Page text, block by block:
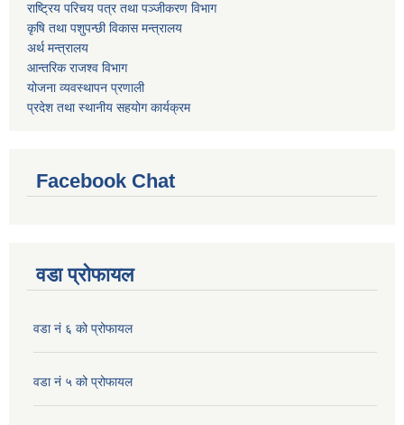
राष्ट्रिय परिचय पत्र तथा पञ्जीकरण विभाग
कृषि तथा पशुपन्छी विकास मन्त्रालय
अर्थ मन्त्रालय
आन्तरिक राजश्व विभाग
योजना व्यवस्थापन प्रणाली
प्रदेश तथा स्थानीय सहयोग कार्यक्रम
Facebook Chat
वडा प्रोफायल
वडा नं ६ को प्रोफायल
वडा नं ५ को प्रोफायल